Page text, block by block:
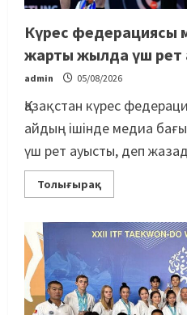
Күрес федерациясы
жарты жылда үш рет
admin 05/08/2026
Қазақстан күрес
айдың ішінде медиа
үш рет ауысты, деп
Толығырақ